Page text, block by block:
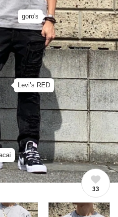
Levi’s RED
goro's
33